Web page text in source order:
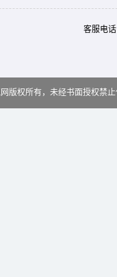
客服电
网版权所有，未经书面授权